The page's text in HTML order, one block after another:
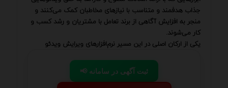
جذاب هدفمند و متناسب با نیازهای مخاطبان کمک می‌کنند و
منجر به افزایش آگاهی از برند تعامل با مشتریان و رشد کسب و
کار می‌شوند.
یکی از ارکان اصلی در این مسیر نرم‌افزارهای ویرایش ویدئو
📢 ثبت آگهی در سامانه